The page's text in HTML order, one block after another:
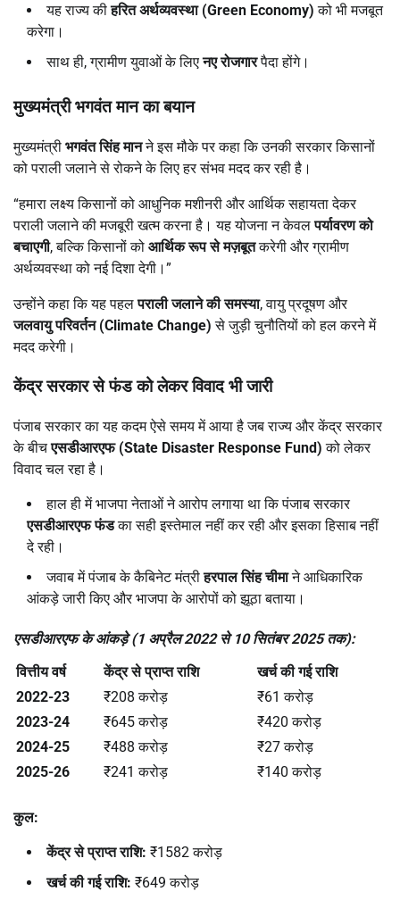
यह राज्य कीहरित अर्थव्यवस्था (Green Economy) को भी मजबूत
करेगा।
साथ ही, ग्रामीण युवाओं के लिएनए रोजगारपैदा होंगे।
मुख्यमंत्री भगवंत मान का बयान
मुख्यमंत्री भगवंत सिंह मानने इस मौके पर कहा कि उनकी सरकार किसानों
को पराली जलाने से रोकने के लिए हर संभव मदद कर रही है।
“हमारा लक्ष्य किसानों को आधुनिक मशीनरी और आर्थिक सहायता देकर
पराली जलाने की मजबूरी खत्म करना है। यह योजना न केवलपर्यावरण को
बचाएगी, बल्कि किसानों को आर्थिक रूप से मज़बूतकरेगी और ग्रामीण
अर्थव्यवस्था को नई दिशा देगी।”
उन्होंने कहा कि यह पहलपराली जलाने की समस्या, वायु प्रदूषण और
जलवायु परिवर्तन (Climate Change) से जुड़ी चुनौतियों को हल करने में
मदद करेगी।
केंद्र सरकार से फंड को लेकर विवाद भी जारी
पंजाब सरकार का यह कदम ऐसे समय में आया है जब राज्य और केंद्र सरकार
के बीचएसडीआरएफ (State Disaster Response Fund) को लेकर
विवाद चल रहा है।
हाल ही में भाजपा नेताओं ने आरोप लगाया था कि पंजाब सरकार
एसडीआरएफ फंडका सही इस्तेमाल नहीं कर रही और इसका हिसाब नहीं
दे रही।
जवाब में पंजाब के कैबिनेट मंत्रीहरपाल सिंह चीमाने आधिकारिक
आंकड़े जारी किए और भाजपा के आरोपों को झूठा बताया।
एसडीआरएफ के आंकड़े (1 अप्रैल2022 से 10सितंबर2025तक):
वित्तीय वर्ष
केंद्र से प्राप्त राशि
खर्च की गई राशि
2022-23
₹208 करोड़
₹61 करोड़
2023-24
₹645 करोड़
₹420 करोड़
2024-25
₹488 करोड़
₹27 करोड़
2025-26
₹241 करोड़ ₹140 करोड़
कुल:
केंद्र से प्राप्त राशि: ₹1582 करोड़
खर्च की गई राशि: ₹649 करोड़